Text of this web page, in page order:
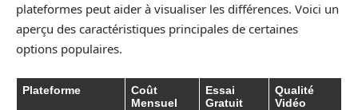
plateformes peut aider à visualiser les différences. Voici un
aperçu des caractéristiques principales de certaines
options populaires.
Plateforme
Coût
Mensuel
Essai
Gratuit
Qualité
Vidéo